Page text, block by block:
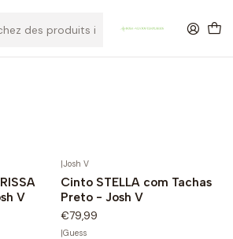
ENVIO em compras para Portugal superiores a
V
|Josh V
Cinto STELLA com Tachas
Preto - Josh V
€79,99
|Guess